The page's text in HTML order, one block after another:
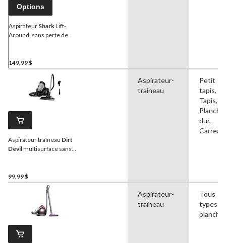
Options
Aspirateur SharkLift-
Around, sans perte de
149,99 $
Aspirateur traîneau Dirt
Devilmultisurface sans
99,99 $
Aspirateur-
traîneau
Petit
tapis,
Tapis,
dur,
Carreau
Aspirateur-
traîneau
Tous
types
plancher